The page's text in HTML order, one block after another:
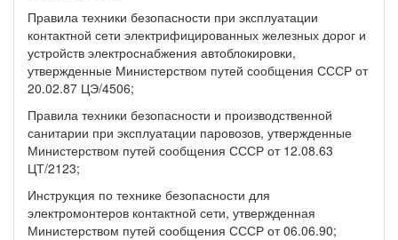
Правила техники безопасности при эксплуатации
контактной сети электрифицированных железных дорог и
устройств электроснабжения автоблокировки,
утвержденные Министерством путей сообщения СССР от
20.02.87 ЦЭ/4506;
Правила техники безопасности и производственной
санитарии при эксплуатации паровозов, утвержденные
Министерством путей сообщения СССР от 12.08.63
ЦТ/2123;
Инструкция по технике безопасности для
электромонтеров контактной сети, утвержденная
Министерством путей сообщения СССР от 06.06.90;